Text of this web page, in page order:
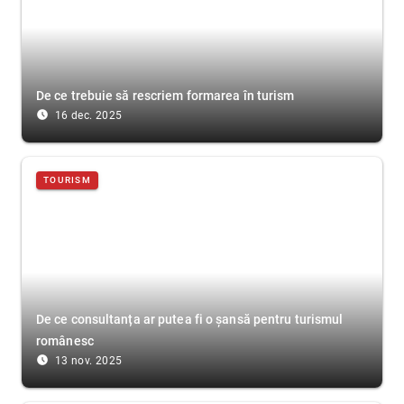
De ce trebuie să rescriem formarea în turism
access_time_filled 16 dec. 2025
TOURISM
De ce consultanța ar putea fi o șansă pentru turismul
românesc
access_time_filled 13 nov. 2025